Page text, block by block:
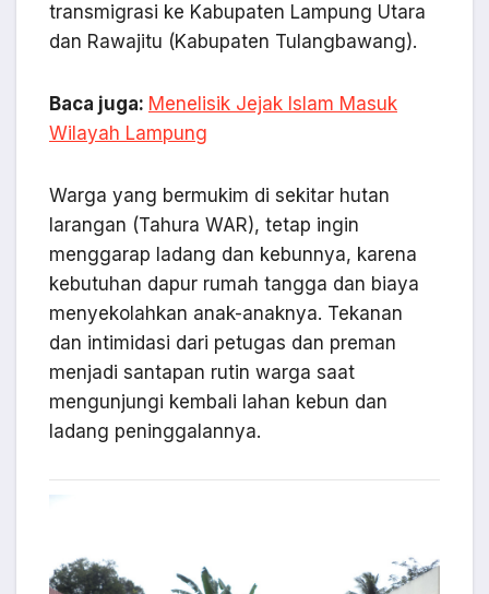
transmigrasi ke Kabupaten Lampung Utara
dan Rawajitu (Kabupaten Tulangbawang).
Baca juga: Menelisik Jejak Islam Masuk
Wilayah Lampung
Warga yang bermukim di sekitar hutan
larangan (Tahura WAR), tetap ingin
menggarap ladang dan kebunnya, karena
kebutuhan dapur rumah tangga dan biaya
menyekolahkan anak-anaknya. Tekanan
dan intimidasi dari petugas dan preman
menjadi santapan rutin warga saat
mengunjungi kembali lahan kebun dan
ladang peninggalannya.